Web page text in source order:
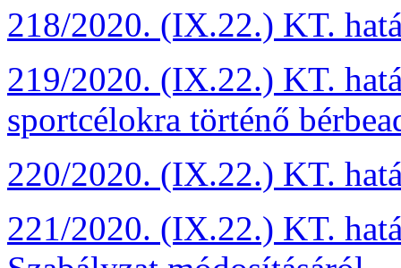
218/2020. (IX.22.) KT.
219/2020. (IX.22.) KT.
sportcélokra történő
220/2020. (IX.22.) KT.
221/2020. (IX.22.) KT.